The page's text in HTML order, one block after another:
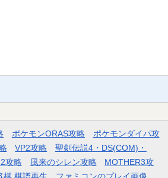
ポケモンORAS攻略
ポケモンダイパ攻
VP2攻略
聖剣伝説4・DS(COM)・
攻略 風来のシレン攻略
MOTHER3攻